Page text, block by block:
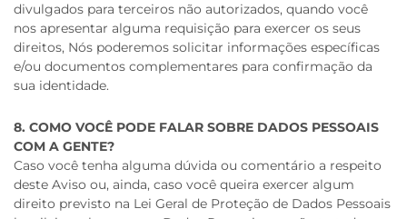
divulgados para terceiros não autorizados, quando você
nos apresentar alguma requisição para exercer os seus
direitos, Nós poderemos solicitar informações específicas
e/ou documentos complementares para confirmação da
sua identidade.
8. COMO VOCÊ PODE FALAR SOBRE DADOS PESSOAIS
COM A GENTE?
Caso você tenha alguma dúvida ou comentário a respeito
deste Aviso ou, ainda, caso você queira exercer algum
direito previsto na Lei Geral de Proteção de Dados Pessoais